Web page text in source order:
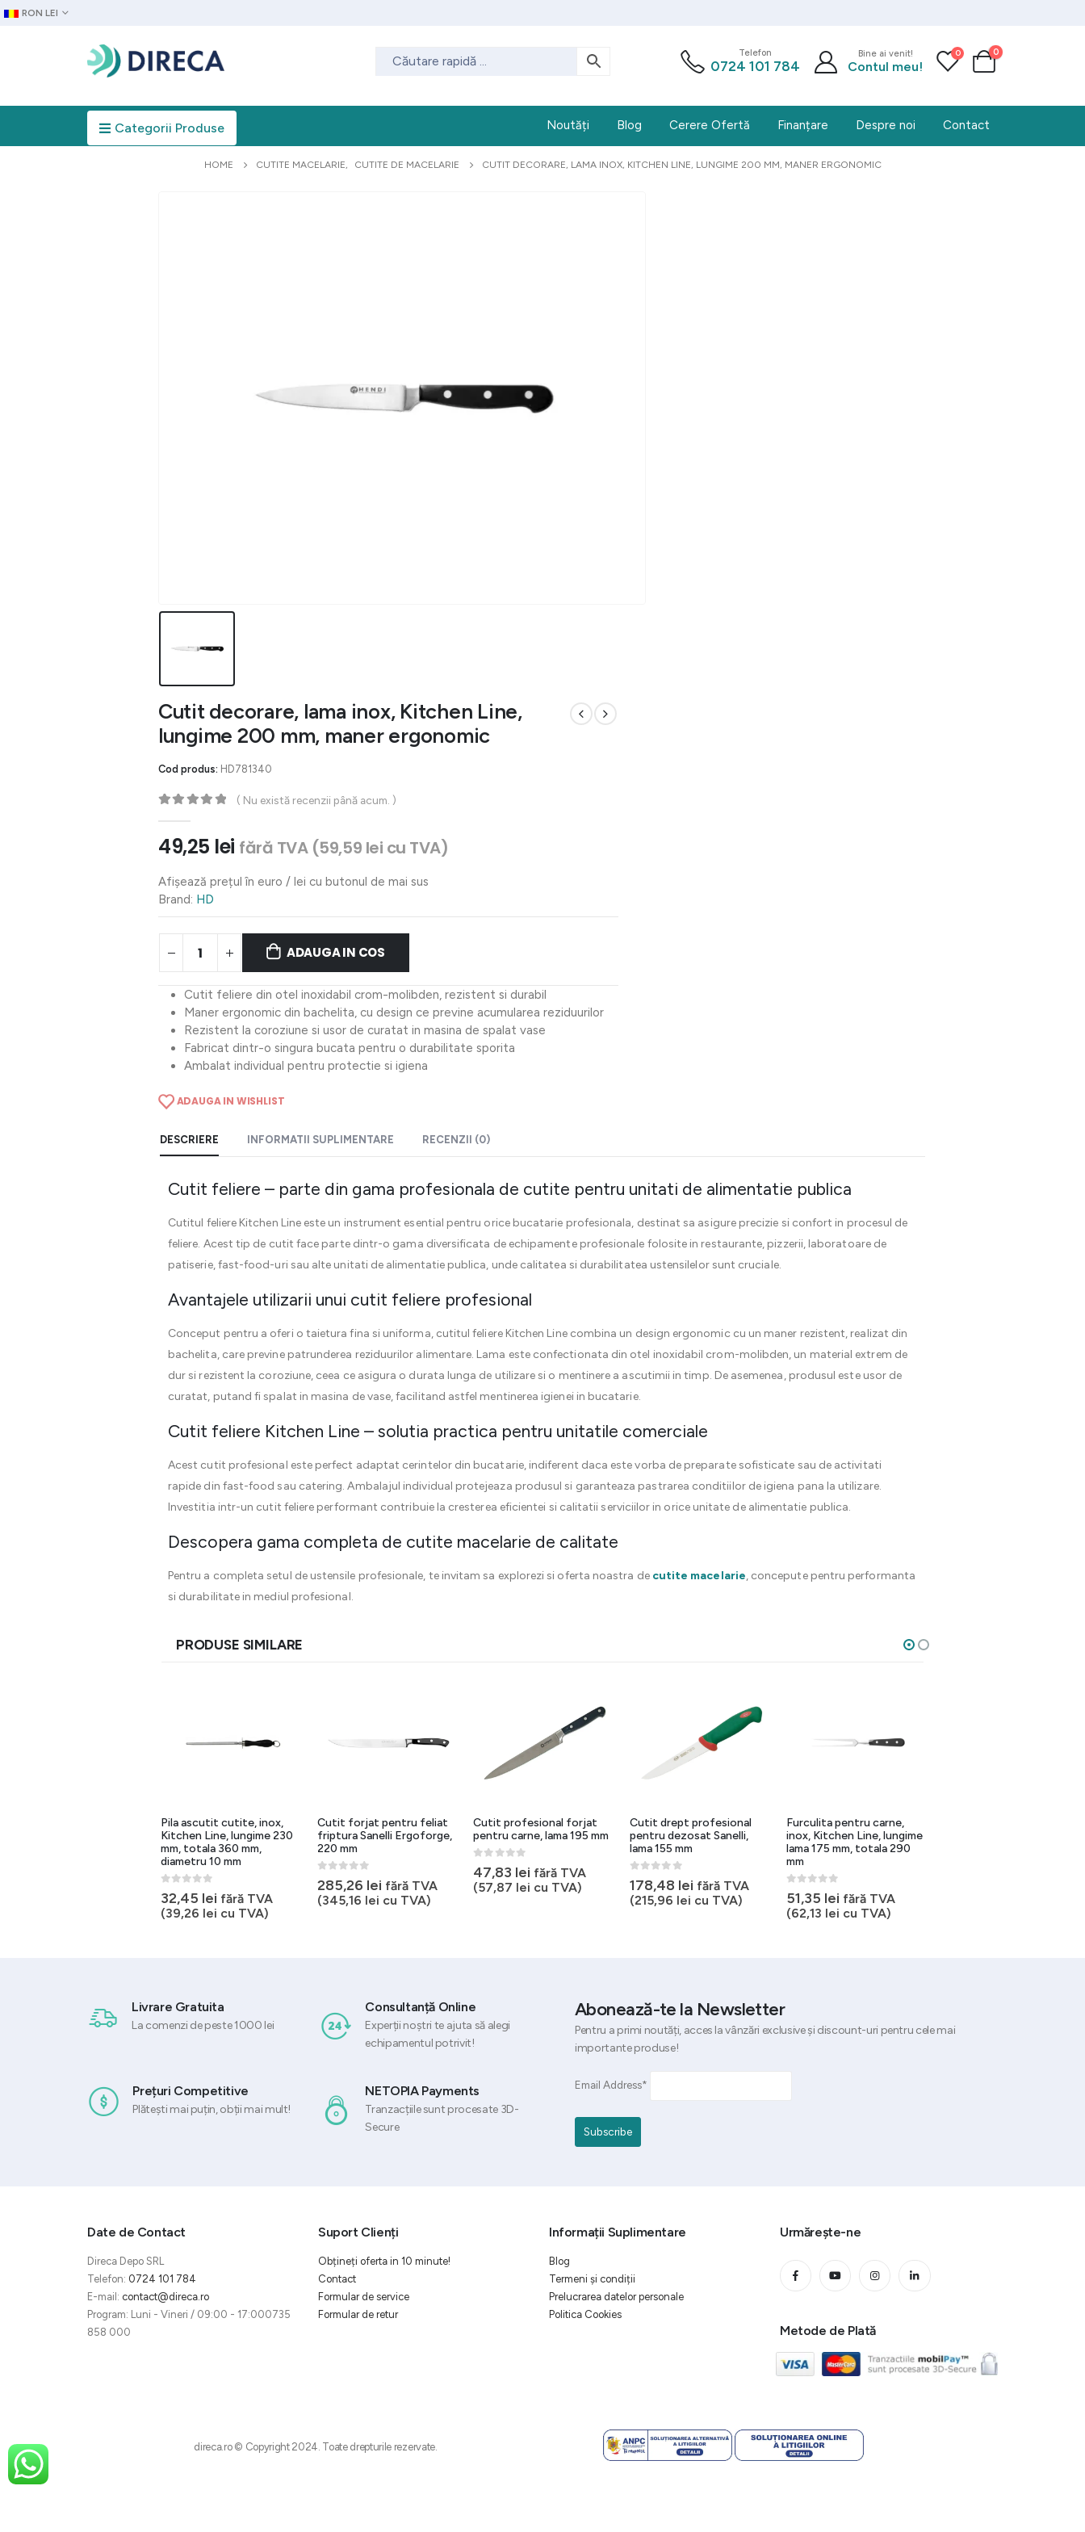
RON LEI
Telefon
0724 101 784
Bine ai venit!
Contul meu!
0 0
Categorii Produse Noutăți Blog Cerere Ofertă Finanțare Despre noi Contact
HOME CUTITE MACELARIE, CUTITE DE MACELARIE CUTIT DECORARE, LAMA INOX, KITCHEN LINE, LUNGIME 200 MM, MANER ERGONOMIC
Cutit decorare, lama inox, Kitchen Line,
lungime 200 mm, maner ergonomic
Cod produs: HD781340
( Nu există recenzii până acum. )
49,25 lei fără TVA (59,59 lei cu TVA)
Afișează prețul în euro / lei cu butonul de mai sus
Brand: HD
ADAUGA IN COS
Cutit feliere din otel inoxidabil crom-molibden, rezistent si durabil
Maner ergonomic din bachelita, cu design ce previne acumularea reziduurilor
Rezistent la coroziune si usor de curatat in masina de spalat vase
Fabricat dintr-o singura bucata pentru o durabilitate sporita
Ambalat individual pentru protectie si igiena
ADAUGA IN WISHLIST
DESCRIERE INFORMATII SUPLIMENTARE RECENZII (0)
Cutit feliere – parte din gama profesionala de cutite pentru unitati de alimentatie publica
Cutitul feliere Kitchen Line este un instrument esential pentru orice bucatarie profesionala, destinat sa asigure precizie si confort in procesul de
feliere. Acest tip de cutit face parte dintr-o gama diversificata de echipamente profesionale folosite in restaurante, pizzerii, laboratoare de
patiserie, fast-food-uri sau alte unitati de alimentatie publica, unde calitatea si durabilitatea ustensilelor sunt cruciale.
Avantajele utilizarii unui cutit feliere profesional
Conceput pentru a oferi o taietura fina si uniforma, cutitul feliere Kitchen Line combina un design ergonomic cu un maner rezistent, realizat din
bachelita, care previne patrunderea reziduurilor alimentare. Lama este confectionata din otel inoxidabil crom-molibden, un material extrem de
dur si rezistent la coroziune, ceea ce asigura o durata lunga de utilizare si o mentinere a ascutimii in timp. De asemenea, produsul este usor de
curatat, putand fi spalat in masina de vase, facilitand astfel mentinerea igienei in bucatarie.
Cutit feliere Kitchen Line – solutia practica pentru unitatile comerciale
Acest cutit profesional este perfect adaptat cerintelor din bucatarie, indiferent daca este vorba de preparate sofisticate sau de activitati
rapide din fast-food sau catering. Ambalajul individual protejeaza produsul si garanteaza pastrarea conditiilor de igiena pana la utilizare.
Investitia intr-un cutit feliere performant contribuie la cresterea eficientei si calitatii serviciilor in orice unitate de alimentatie publica.
Descopera gama completa de cutite macelarie de calitate
Pentru a completa setul de ustensile profesionale, te invitam sa explorezi si oferta noastra de cutite macelarie, concepute pentru performanta
si durabilitate in mediul profesional.
PRODUSE SIMILARE
Pila ascutit cutite, inox,
Kitchen Line, lungime 230
mm, totala 360 mm,
diametru 10 mm
0out of 5
32,45 lei fără TVA
(39,26 lei cu TVA)
Cutit forjat pentru feliat
friptura Sanelli Ergoforge,
220 mm
0out of 5
285,26 lei fără TVA
(345,16 lei cu TVA)
Cutit profesional forjat
pentru carne, lama 195 mm
0out of 5
47,83 lei fără TVA
(57,87 lei cu TVA)
Cutit drept profesional
pentru dezosat Sanelli,
lama 155 mm
0 out of 5
178,48 lei fără TVA
(215,96 lei cu TVA)
Furculita pentru carne,
inox, Kitchen Line, lungime
lama 175 mm, totala 290
mm
0out of 5
51,35 lei fără TVA
(62,13 lei cu TVA)
Livrare Gratuita
La comenzi de peste 1000 lei
Consultanță Online
Experții noștri te ajuta să alegi
echipamentul potrivit!
Prețuri Competitive
Plătești mai puțin, obții mai mult!
NETOPIA Payments
Tranzacțiile sunt procesate 3D-
Secure
Abonează-te la Newsletter
Pentru a primi noutăți, acces la vânzări exclusive și discount-uri pentru cele mai
importante produse!
Email Address*
Date de Contact
Direca Depo SRL
Telefon: 0724 101 784
E-mail: contact@direca.ro
Program: Luni - Vineri / 09:00 - 17:000735
858 000
Suport Clienți
Obțineți oferta in 10 minute!
Contact
Formular de service
Formular de retur
Informații Suplimentare
Blog
Termeni și condiții
Prelucrarea datelor personale
Politica Cookies
Urmărește-ne
Metode de Plată
direca.ro © Copyright 2024. Toate drepturile rezervate.